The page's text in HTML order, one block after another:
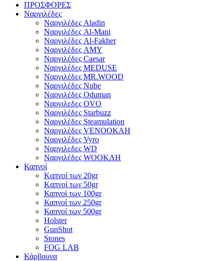
ΠΡΟΣΦΟΡΕΣ
Ναργιλέδες
Ναργιλέδες Aladin
Ναργιλέδες Al-Mani
Ναργιλέδες Al-Fakher
Ναργιλέδες AΜΥ
Ναργιλέδες Caesar
Ναργιλέδες MEDUSE
Ναργιλέδες MR.WOOD
Ναργιλέδες Nube
Ναργιλέδες Oduman
Ναργιλεδες OVO
Ναργιλέδες Starbuzz
Ναργιλέδες Steamulation
Ναργιλέδες VENOOKAH
Ναργιλέδες Vyro
Ναργιλεδες WD
Ναργιλέδες WOOKAH
Καπνοί
Kαπνοί των 20gr
Kαπνοί των 50gr
Καπνοί των 100gr
Καπνοί των 250gr
Καπνοί των 500gr
Holster
GunShot
Stones
FOG LAB
Κάρβουνα